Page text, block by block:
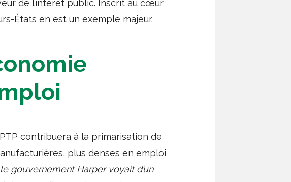
de l’intérêt public. Inscrit au cœur
États en est un exemple majeur.
contribuera à la primarisation de
plus denses en emploi
gouvernement Harper voyait d’un